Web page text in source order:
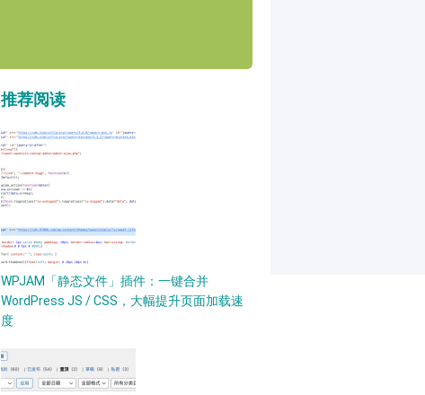
推荐阅读
WPJAM「静态文件」插件：一键合并
WordPress JS / CSS，大幅提升页面加载速
度